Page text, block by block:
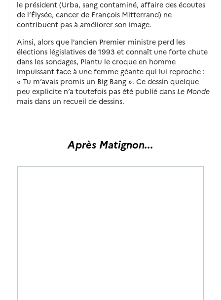
le président (Urba, sang contaminé, affaire des écoutes
de l’Élysée, cancer de François Mitterrand) ne
contribuent pas à améliorer son image.
Ainsi, alors que l’ancien Premier ministre perd les
élections législatives de 1993 et connaît une forte chute
dans les sondages, Plantu le croque en homme
impuissant face à une femme géante qui lui reproche :
« Tu m’avais promis un Big Bang ». Ce dessin quelque
peu explicite n’a toutefois pas été publié dans Le Monde
mais dans un recueil de dessins.
Après Matignon...